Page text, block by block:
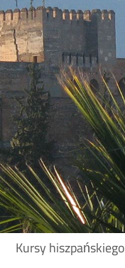
Kursy hiszpańskiego